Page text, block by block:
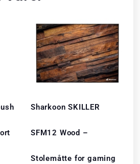
Sharkoon SKILLER
SFM12 Wood –
Stolemåtte for gaming